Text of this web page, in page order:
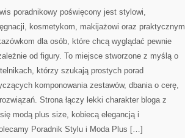
KĄPIELOWE
poradnikowy poświęcony jest stylowi,
kosmetykom, makijażowi oraz praktycznym
dla osób, które chcą wyglądać pewnie
od figury. To miejsce stworzone z myślą o
którzy szukają prostych porad
komponowania zestawów, dbania o cerę,
Strona łączy lekki charakter bloga z
modą plus size, kobiecą elegancją i
Poradnik Stylu i Moda Plus […]